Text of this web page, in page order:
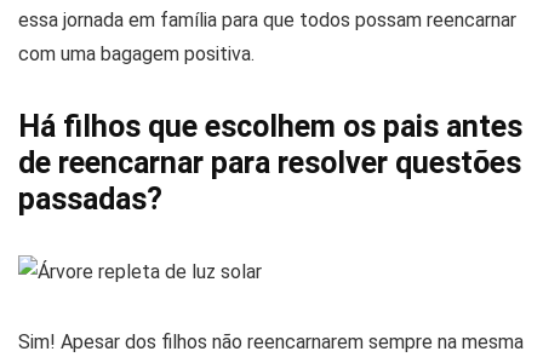
essa jornada em família para que todos possam reencarnar
com uma bagagem positiva.
Há filhos que escolhem os pais antes
de reencarnar para resolver questões
passadas?
Sim! Apesar dos filhos não reencarnarem sempre na mesma